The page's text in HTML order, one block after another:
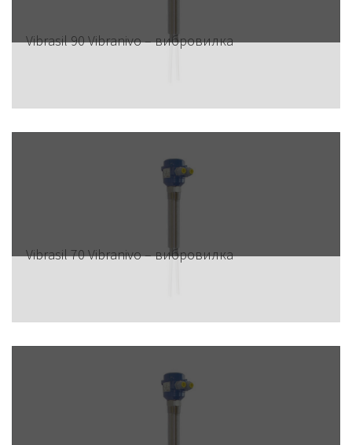
Vibrasil 90 Vibranivo – вибровилка
Vibrasil 70 Vibranivo – вибровилка